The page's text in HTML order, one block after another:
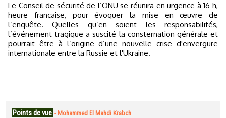
Le Conseil de sécurité de l’ONU se réunira en urgence à 16 h,
heure française, pour évoquer la mise en œuvre de
l’enquête. Quelles qu’en soient les responsabilités,
l’événement tragique a suscité la consternation générale et
pourrait être à l’origine d’une nouvelle crise d'envergure
internationale entre la Russie et l'Ukraine.
Points de vue - Mohammed El Mahdi Krabch